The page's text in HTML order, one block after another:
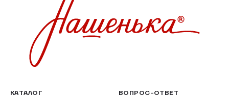
КАТАЛОГ
ВОПРОС-ОТВЕТ